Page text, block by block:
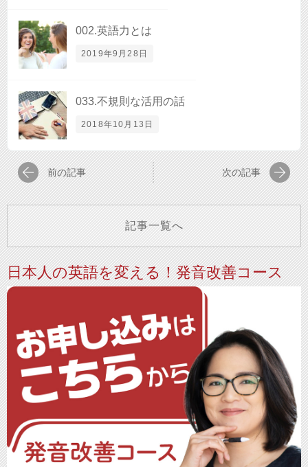
002.英語力とは
2019年9月28日
033.不規則な活用の話
2018年10月13日
前の記事 次の記事
記事一覧へ
日本人の英語を変える！発音改善コース